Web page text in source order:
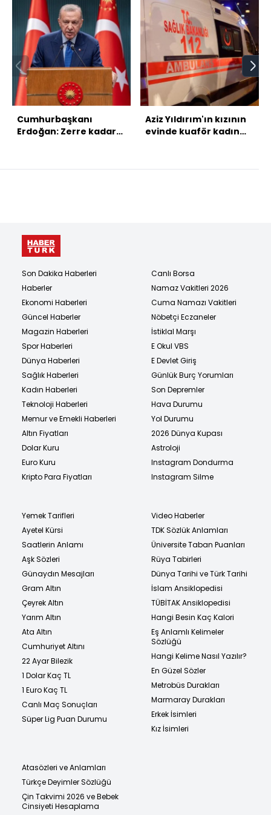
Cumhurbaşkanı
Erdoğan: Zerre kadar
Aziz Yıldırım'ın kızının
evinde kuaför kadın
Son Dakika Haberleri
Haberler
Ekonomi Haberleri
Güncel Haberler
Magazin Haberleri
Spor Haberleri
Dünya Haberleri
Sağlık Haberleri
Kadın Haberleri
Teknoloji Haberleri
Memur ve Emekli Haberleri
Altın Fiyatları
Dolar Kuru
Euro Kuru
Kripto Para Fiyatları
Canlı Borsa
Namaz Vakitleri 2026
Cuma Namazı Vakitleri
Nöbetçi Eczaneler
İstiklal Marşı
E Okul VBS
E Devlet Giriş
Günlük Burç Yorumları
Son Depremler
Hava Durumu
Yol Durumu
2026 Dünya Kupası
Astroloji
Instagram Dondurma
Instagram Silme
Yemek Tarifleri
Ayetel Kürsi
Saatlerin Anlamı
Aşk Sözleri
Günaydın Mesajları
Gram Altın
Çeyrek Altın
Yarım Altın
Ata Altın
Cumhuriyet Altını
22 Ayar Bilezik
1 Dolar Kaç TL
1 Euro Kaç TL
Canlı Maç Sonuçları
Süper Lig Puan Durumu
Video Haberler
TDK Sözlük Anlamları
Üniversite Taban Puanları
Rüya Tabirleri
Dünya Tarihi ve Türk Tarihi
İslam Ansiklopedisi
TÜBİTAK Ansiklopedisi
Hangi Besin Kaç Kalori
Eş Anlamlı Kelimeler
Sözlüğü
Hangi Kelime Nasıl Yazılır?
En Güzel Sözler
Metrobüs Durakları
Marmaray Durakları
Erkek İsimleri
Kız İsimleri
Atasözleri ve Anlamları
Türkçe Deyimler Sözlüğü
Çin Takvimi 2026 ve Bebek
Cinsiyeti Hesaplama